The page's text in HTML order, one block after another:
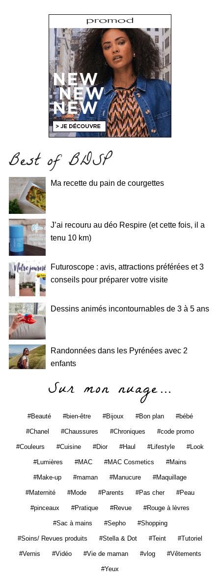
Best of BDSP
Ma recette du pain de courgettes
J’ai recouru au déo Respire (et cette fois, il a
tenu 10 km)
Futuroscope : avis, attractions préférées et 3
conseils pour préparer votre visite
Dessins animés incontournables de 3 à 5 ans
Randonnées dans les Pyrénées avec 2
enfants
Sur mon nuage…
Beauté bien-être Bijoux Bon plan bébé
Chanel Chaussures Chroniques code promo
Couleurs Cuisine Dior Haul Lifestyle Look
Lumières MAC MAC Cosmetics Mains
Make-up maman Manucure Maquillage
Maternité Mode Parents Pas cher Peau
pinceaux Pratique Revue Rouge à lèvres
Sac à mains Sepho Shopping
Soins/ Revues produits Stella & Dot Teint Tutoriel
Vernis Vidéo Vie de maman vlog Vêtements
Yeux